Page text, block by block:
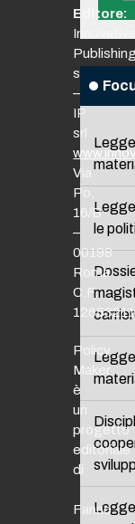
le
Legge
Editore:
Innovative
Publishing
srl
–
IP
srl
Via
Po,
16/B
–
00198
Roma
C.F.
Policy
Maker
è
un
progetto
editoriale
di
Fanno